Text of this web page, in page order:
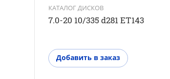
КАТАЛОГ ДИСКОВ
7.0-20 10/335 d281 ET143
Добавить в заказ